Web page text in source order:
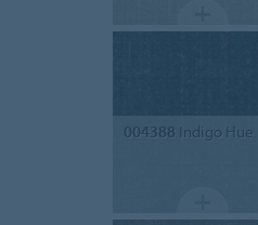
004388 Indigo Hue